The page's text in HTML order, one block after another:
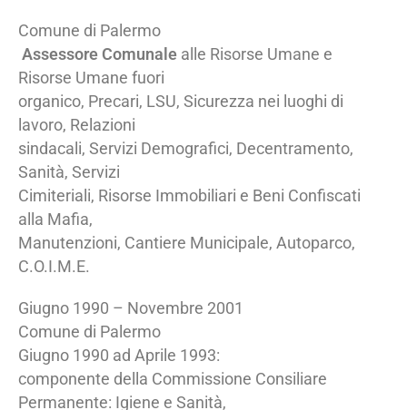
Comune di Palermo
Assessore Comunale alle Risorse Umane e
Risorse Umane fuori
organico, Precari, LSU, Sicurezza nei luoghi di
lavoro, Relazioni
sindacali, Servizi Demografici, Decentramento,
Sanità, Servizi
Cimiteriali, Risorse Immobiliari e Beni Confiscati
alla Mafia,
Manutenzioni, Cantiere Municipale, Autoparco,
C.O.I.M.E.
Giugno 1990 – Novembre 2001
Comune di Palermo
Giugno 1990 ad Aprile 1993:
componente della Commissione Consiliare
Permanente: Igiene e Sanità,